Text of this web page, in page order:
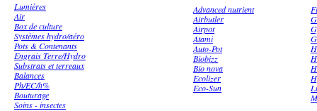
Lumières
Air
Box de culture
Systèmes hydro/aéro
Pots & Contenants
Engrais Terre/Hydro
Substrats et terreaux
Balances
Ph/EC/h%
Bouturage
Soins - insectes
Advanced nutrient
Airbutler
Airpot
Atami
Auto-Pot
Biobizz
Bio nova
Ecolizer
Eco-Sun